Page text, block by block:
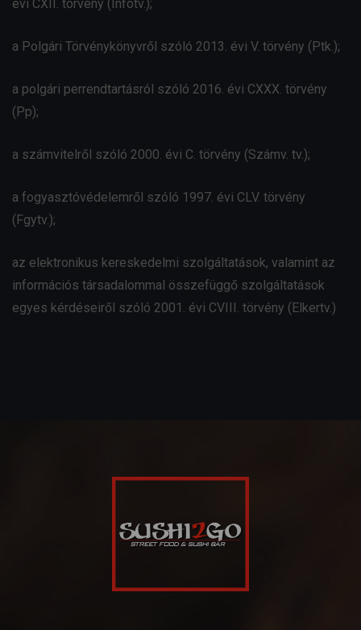
évi CXII. törvény (Infotv.);
a Polgári Törvénykönyvről szóló 2013. évi V. törvény (Ptk.);
a polgári perrendtartásról szóló 2016. évi CXXX. törvény
(Pp);
a számvitelről szóló 2000. évi C. törvény (Számv. tv.);
a fogyasztóvédelemről szóló 1997. évi CLV. törvény
(Fgytv.);
az elektronikus kereskedelmi szolgáltatások, valamint az
információs társadalommal összefüggő szolgáltatások
egyes kérdéseiről szóló 2001. évi CVIII. törvény (Elkertv.)